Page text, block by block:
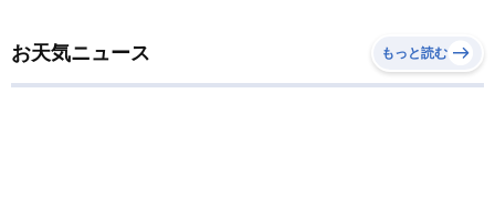
お天気ニュース もっと読む